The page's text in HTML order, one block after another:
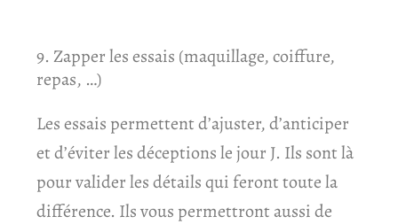
9. Zapper les essais (maquillage, coiffure,
repas, …)
Les essais permettent d’ajuster, d’anticiper
et d’éviter les déceptions le jour J. Ils sont là
pour valider les détails qui feront toute la
différence. Ils vous permettront aussi de